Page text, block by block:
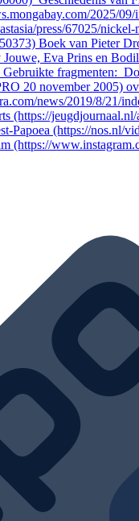
2025/
press/67025/
Boek van Pieter
Eva Prins en
fragmenten:
20 november 2005)
news/2019/8/21/
(https://
Papoea (https://nos.nl/
(https://